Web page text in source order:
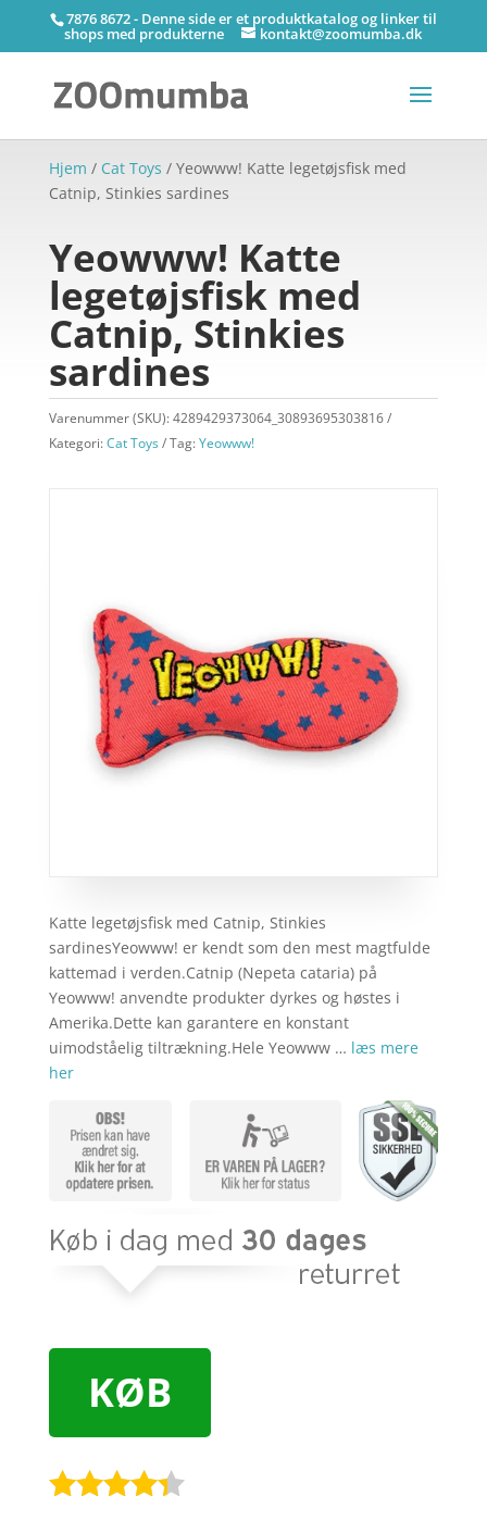
7876 8672 - Denne side er et produktkatalog og linker til
shops med produkterne kontakt@zoomumba.dk
Hjem / Cat Toys / Yeowww! Katte legetøjsfisk med
Catnip, Stinkies sardines
Yeowww! Katte
legetøjsfisk med
Catnip, Stinkies
sardines
Varenummer (SKU):4289429373064_30893695303816
Kategori:Cat Toys Tag:Yeowww!
Katte legetøjsfisk med Catnip, Stinkies
sardinesYeowww! er kendt som den mest magtfulde
kattemad i verden.Catnip (Nepeta cataria) på
Yeowww! anvendte produkter dyrkes og høstes i
Amerika.Dette kan garantere en konstant
uimodståelig tiltrækning.Hele Yeowww … læs mere
her
KØB